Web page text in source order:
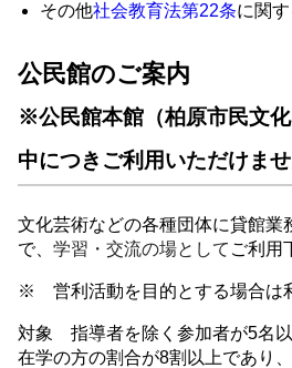
その他社会教育法第22条に関す
公民館のご案内
※公民館本館（柏原市民文
中につきご利用いただけま
文化芸術などの各種団体に貸館業
で、 学習・交流の場として ご利用
※ 営利活動を目的とする場合は
対象 指導者を除く参加者が5名以
在学の方の割合が8割以上であり